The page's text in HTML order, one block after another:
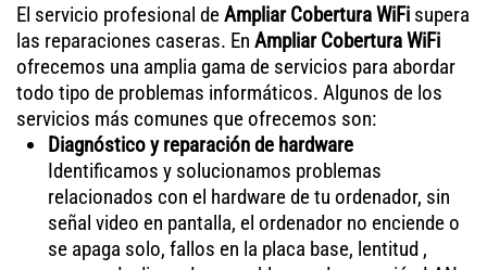
El servicio profesional deAmpliar Cobertura WiFi supera
las reparaciones caseras. En Ampliar Cobertura WiFi
ofrecemos una amplia gama de servicios para abordar
todo tipo de problemas informáticos. Algunos de los
servicios más comunes que ofrecemos son:
Diagnóstico y reparación de hardware
Identificamos y solucionamos problemas
relacionados con el hardware de tu ordenador, sin
señal video en pantalla, el ordenador no enciende o
se apaga solo, fallos en la placa base, lentitud ,